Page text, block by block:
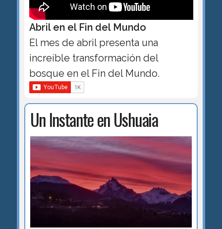
Abril en el Fin del Mundo
El mes de abril presenta una
increíble transformación del
bosque en el Fin del Mundo.
Un Instante en Ushuaia